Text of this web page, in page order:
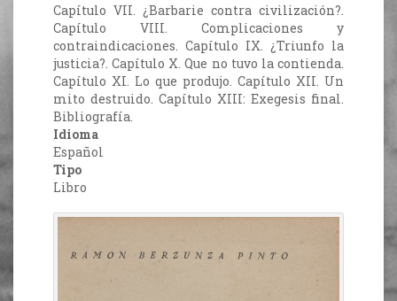
Capítulo VII. ¿Barbarie contra civilización?.
Capítulo VIII. Complicaciones y
contraindicaciones. Capítulo IX. ¿Triunfo la
justicia?. Capítulo X. Que no tuvo la contienda.
Capítulo XI. Lo que produjo. Capítulo XII. Un
mito destruido. Capítulo XIII: Exegesis final.
Bibliografía.
Idioma
Español
Tipo
Libro